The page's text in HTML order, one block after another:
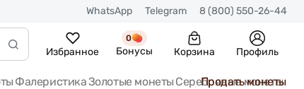
WhatsApp Telegram 8 (800) 550-26-44
Избранное
0
Бонусы Корзина Профиль
ФалеристикаЗолотые монеты Серебряные монеты
Продать монеты